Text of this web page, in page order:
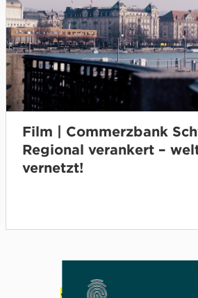
Film | Commerzbank
Regional verankert –
vernetzt!